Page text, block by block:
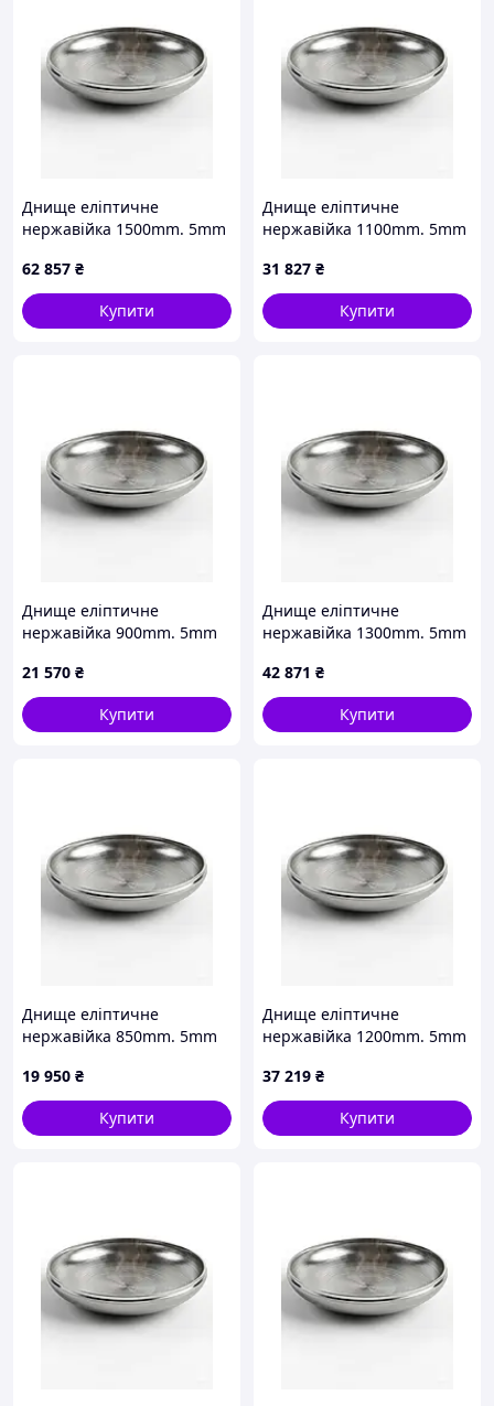
Днище еліптичне
нержавійка 1500mm. 5mm
62 857 ₴
Купити
Днище еліптичне
нержавійка 1100mm. 5mm
31 827 ₴
Купити
Днище еліптичне
нержавійка 900mm. 5mm
21 570 ₴
Купити
Днище еліптичне
нержавійка 1300mm. 5mm
42 871 ₴
Купити
Днище еліптичне
нержавійка 850mm. 5mm
19 950 ₴
Купити
Днище еліптичне
нержавійка 1200mm. 5mm
37 219 ₴
Купити